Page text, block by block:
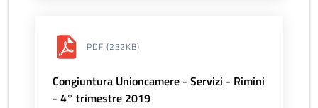
PDF (232KB)
Congiuntura Unioncamere - Servizi - Rimini
- 4° trimestre 2019